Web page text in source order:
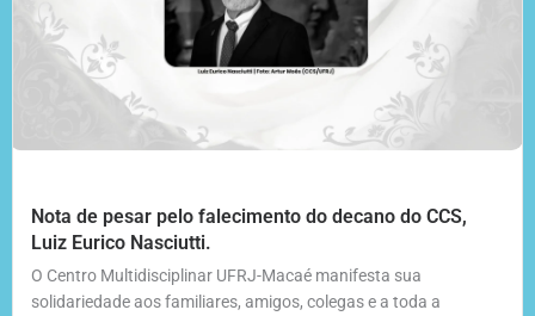
Nota de pesar pelo falecimento do decano do CCS,
Luiz Eurico Nasciutti.
O Centro Multidisciplinar UFRJ-Macaé manifesta sua
solidariedade aos familiares, amigos, colegas e a toda a